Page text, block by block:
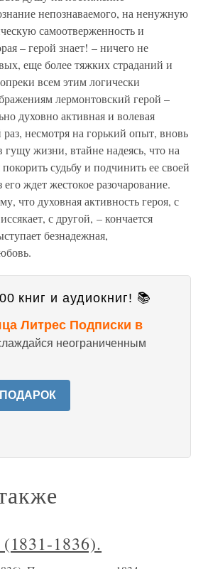
непознаваемого, на ненужную
самоотверженность и
– герой знает! – ничего не
еще более тяжких страданий и
всем этим логически
лермонтовский герой –
духовно активная и волевая
несмотря на горький опыт, вновь
гущу жизни, втайне надеясь, что на
покорить судьбу и подчинить ее своей
ждет жестокое разочарование.
что духовная активность героя, с
с другой, – кончается
безнадежная,
книг и аудиокниг! 📚
Литрес Подписки в
неограниченным
1836).